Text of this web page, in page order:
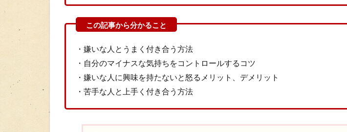
・嫌いな人とうまく付き合う方法
・自分のマイナスな気持ちをコントロールするコツ
・嫌いな人に興味を持たないと怒るメリット、デメリット
・苦手な人と上手く付き合う方法